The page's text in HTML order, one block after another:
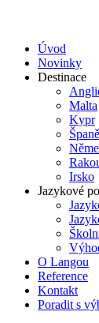
Úvod
Novinky
Destinace
Malta
Kypr
Irsko
Jazykové
O Langou
Reference
Kontakt
Poradit s